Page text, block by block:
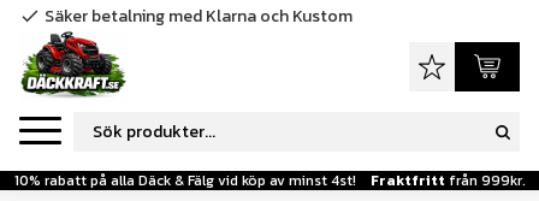
Meny
10% rabatt på alla Däck & Fälg vid köp av minst 4st! Fraktfritt från 999kr.
check Säker betalning med Klarna och Kustom
Favoriter